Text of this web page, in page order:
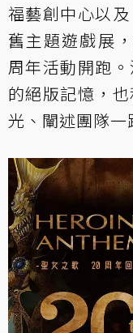
福藝創中心以
舊主題遊戲展
周年活動開跑
的絕版記憶，
光、闡述團隊一